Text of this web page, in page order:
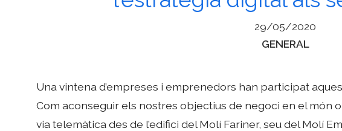
29/05/2020
Categories
GENERAL
Una vintena d’empreses i emprenedors han participat
Com aconseguir els nostres objectius de negoci en el món
via telemàtica des de l’edifici del Molí Fariner, seu del Molí